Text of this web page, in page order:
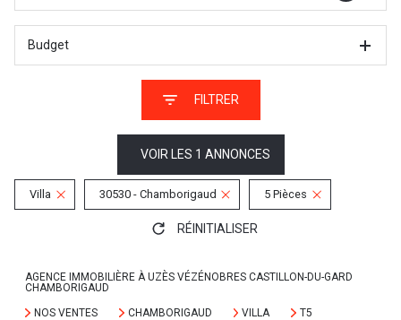
Budget
FILTRER
VOIR LES 1 ANNONCES
Villa 30530 - Chamborigaud 5 Pièces
RÉINITIALISER
AGENCE IMMOBILIÈRE À UZÈS VÉZÉNOBRES CASTILLON-DU-GARD
CHAMBORIGAUD
NOS VENTES
CHAMBORIGAUD VILLA T5